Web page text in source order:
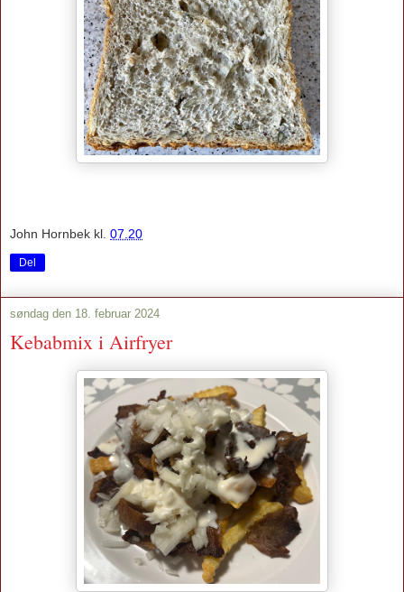
John Hornbek kl. 07.20
Del
søndag den 18. februar 2024
Kebabmix i Airfryer